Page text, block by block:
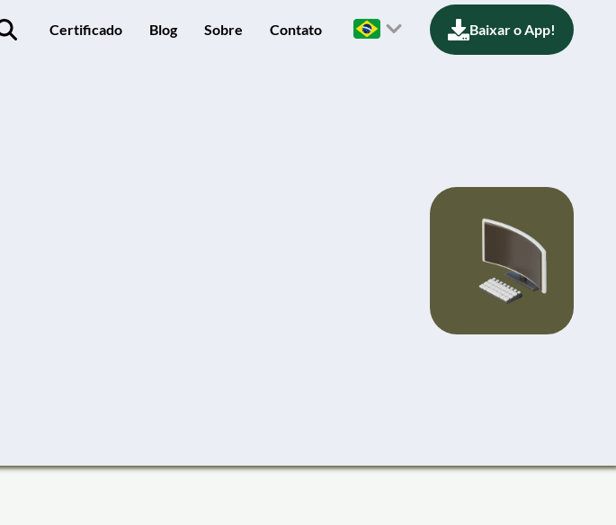
Certificado Blog Sobre Contato Baixar o App!